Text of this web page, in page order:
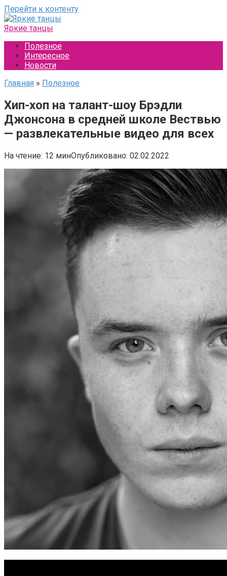
Перейти к контенту
Яркие танцы
Полезное
Интересное
Новости
Главная » Полезное
Хип-хоп на талант-шоу Брэдли
Джонсона в средней школе Вествью
— развлекательные видео для всех
На чтение: 12 минОпубликовано: 02.02.2022